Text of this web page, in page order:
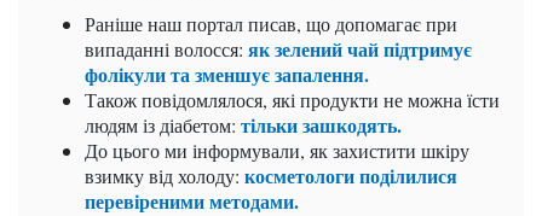
Раніше наш портал писав, що допомагає при
випаданні волосся: як зелений чай підтримує
фолікули та зменшує запалення.
Також повідомлялося, які продукти не можна їсти
людям із діабетом: тільки зашкодять.
До цього ми інформували, як захистити шкіру
взимку від холоду: косметологи поділилися
перевіреними методами.